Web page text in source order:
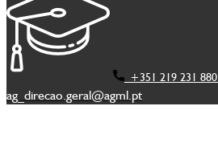
+351 219 231 880
ag_direcao.geral@agml.pt